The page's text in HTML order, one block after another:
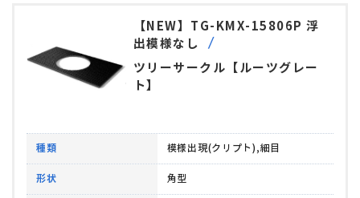
【NEW】TG-KMX-15806P 浮
出模様なし
ツリーサークル【ルーツグレー
ト】
種類 模様出現(クリプト),細目
形状 角型